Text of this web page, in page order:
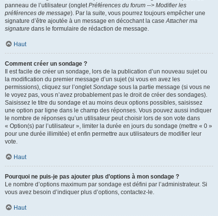
panneau de l’utilisateur (ongletPréférences du forum --> Modifier les
préférences de message). Par la suite, vous pourrez toujours empêcher une
signature d’être ajoutée à un message en décochant la caseAttacher ma
signature dans le formulaire de rédaction de message.
Haut
Comment créer un sondage ?
Il est facile de créer un sondage, lors de la publication d’un nouveau sujet ou
la modification du premier message d’un sujet (si vous en avez les
permissions), cliquez sur l’ongletSondage sous la partie message (si vous ne
le voyez pas, vous n’avez probablement pas le droit de créer des sondages).
Saisissez le titre du sondage et au moins deux options possibles, saisissez
une option par ligne dans le champ des réponses. Vous pouvez aussi indiquer
le nombre de réponses qu’un utilisateur peut choisir lors de son vote dans
« Option(s) par l’utilisateur », limiter la durée en jours du sondage (mettre « 0 »
pour une durée illimitée) et enfin permettre aux utilisateurs de modifier leur
vote.
Haut
Pourquoi ne puis-je pas ajouter plus d’options à mon sondage ?
Le nombre d’options maximum par sondage est défini par l’administrateur. Si
vous avez besoin d’indiquer plus d’options, contactez-le.
Haut